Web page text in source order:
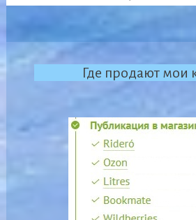
Где продают мои